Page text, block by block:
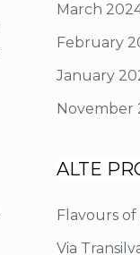
March
February
January
November
ALTE
Flavours of
Via